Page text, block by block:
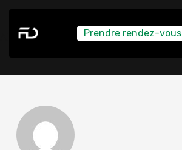
Prendre rendez-vous
Alexis Lemasson 2022-03-23